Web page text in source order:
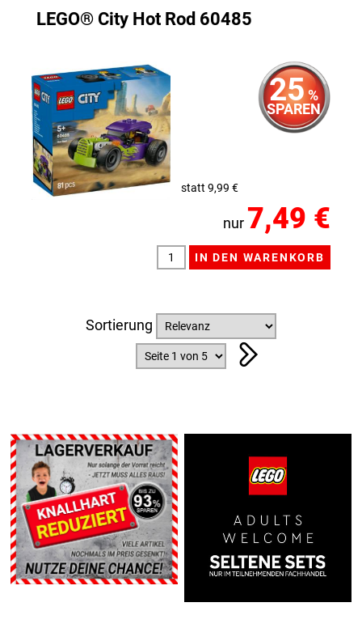
LEGO® City Hot Rod 60485
25 %
SPAREN
statt 9,99 €
nur 7,49 €
Sortierung